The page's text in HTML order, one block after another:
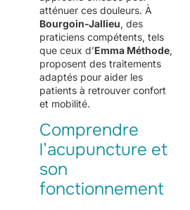
atténuer ces douleurs. À
Bourgoin-Jallieu, des
praticiens compétents, tels
que ceux d’Emma Méthode,
proposent des traitements
adaptés pour aider les
patients à retrouver confort
et mobilité.
Comprendre
l’acupuncture et
son
fonctionnement